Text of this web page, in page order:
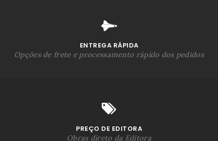
ENTREGA RÁPIDA
Opções de frete e processamento rápido dos pedidos
PREÇO DE EDITORA
Obras direto da Editora